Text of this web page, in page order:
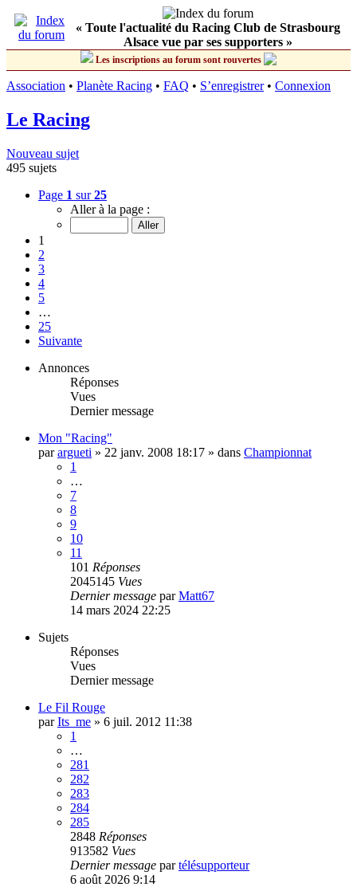
« Toute l'actualité du Racing Club de Strasbourg
Alsace vue par ses supporters »
Les inscriptions au forum sont rouvertes
Association • Planète Racing • FAQ • S’enregistrer• Connexion
Le Racing
Nouveau sujet
495 sujets
Page 1 sur25
Aller à la page :
1
2
3
4
5
…
25
Suivante
Annonces
Réponses
Vues
Dernier message
Mon "Racing"
parargueti » 22 janv. 2008 18:17 » dans Championnat
1
…
7
8
9
10
11
101 Réponses
2045145 Vues
Dernier message parMatt67
14 mars 2024 22:25
Sujets
Réponses
Vues
Dernier message
Le Fil Rouge
parIts_me » 6 juil. 2012 11:38
1
…
281
282
283
284
285
2848 Réponses
913582 Vues
Dernier message partélésupporteur
6 août 2026 9:14